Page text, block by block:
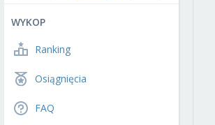
WYKOP
Ranking
Osiągnięcia
FAQ